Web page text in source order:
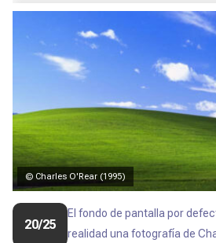
© Charles O'Rear (1995)
20/25
El fondo de pantalla por
realidad una fotografía de